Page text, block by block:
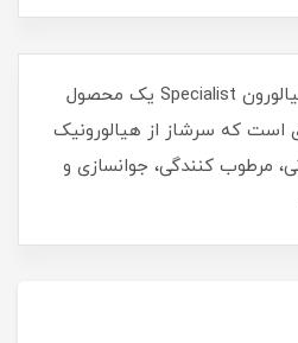
تونر آبرسان لورآل مدل هیالورون Specialist یک محصول
است که سرشاز از هیالورونیک
مرطوب کنندگی، جوانسازی و